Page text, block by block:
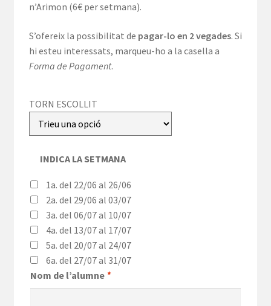
a
242,00€
n’Arimon (6€ per setmana).
S’ofereix la possibilitat de pagar-lo en 2 vegades. Si
hi esteu interessats, marqueu-ho a la casella a
Forma de Pagament.
TORN ESCOLLIT
INDICA LA SETMANA
1a. del 22/06 al 26/06
2a. del 29/06 al 03/07
3a. del 06/07 al 10/07
4a. del 13/07 al 17/07
5a. del 20/07 al 24/07
6a. del 27/07 al 31/07
Nom de l’alumne *